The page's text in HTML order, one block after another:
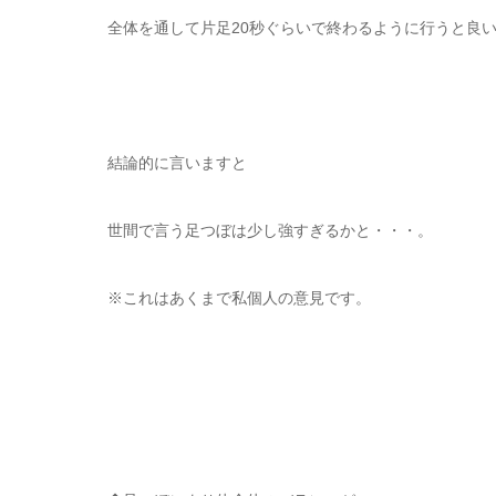
全体を通して片足20秒ぐらいで終わるように行うと良
結論的に言いますと
世間で言う足つぼは少し強すぎるかと・・・。
※これはあくまで私個人の意見です。